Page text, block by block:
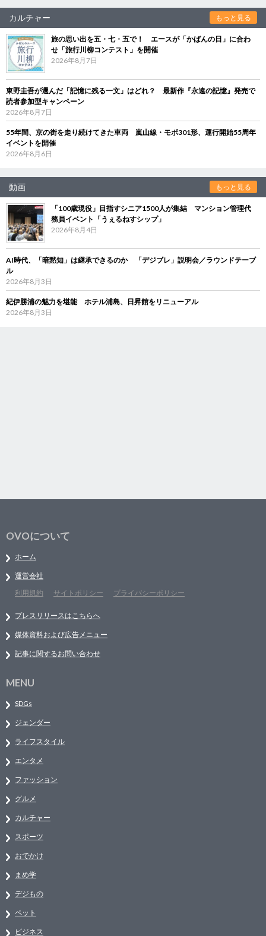
カルチャー もっと見る
旅の思い出を五・七・五で！ エースが「かばんの日」に合わ
せ「旅行川柳コンテスト」を開催
2026年8月7日
東野圭吾が選んだ「記憶に残る一文」はどれ？ 最新作『永遠の記憶』発売で
読者参加型キャンペーン
2026年8月7日
55年間、京の街を走り続けてきた車両 嵐山線・モボ301形、運行開始55周年
イベントを開催
2026年8月6日
動画 もっと見る
「100歳現役」目指すシニア1500人が集結 マンション管理代
務員イベント「うぇるねすシップ」
2026年8月4日
AI時代、「暗黙知」は継承できるのか 「デジブレ」説明会／ラウンドテーブ
ル
2026年8月3日
紀伊勝浦の魅力を堪能 ホテル浦島、日昇館をリニューアル
2026年8月3日
OVOについて
ホーム
運営会社
利用規約
サイトポリシー プライバシーポリシー
プレスリリースはこちらへ
媒体資料および広告メニュー
記事に関するお問い合わせ
MENU
SDGs
ジェンダー
ライフスタイル
エンタメ
ファッション
グルメ
カルチャー
スポーツ
おでかけ
まめ学
デジもの
ペット
ビジネス